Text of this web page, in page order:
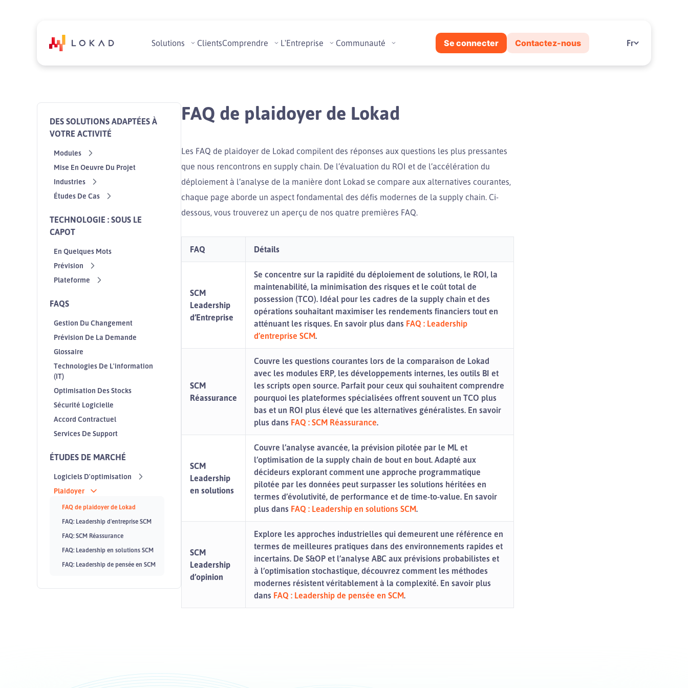
Solutions ClientsComprendre L'Entreprise Communauté Se connecter Contactez-nous Fr
DES SOLUTIONS ADAPTÉES À
VOTRE ACTIVITÉ
Modules
Mise En Oeuvre Du Projet
Industries
Études De Cas
TECHNOLOGIE : SOUS LE
CAPOT
En Quelques Mots
Prévision
Plateforme
FAQS
Gestion Du Changement
Prévision De La Demande
Glossaire
Technologies De L'information
(IT)
Optimisation Des Stocks
Sécurité Logicielle
Accord Contractuel
Services De Support
ÉTUDES DE MARCHÉ
Logiciels D'optimisation
Plaidoyer
FAQ de plaidoyer de Lokad
FAQ: Leadership d'entreprise SCM
FAQ: SCM Réassurance
FAQ: Leadership en solutions SCM
FAQ: Leadership de pensée en SCM
FAQ de plaidoyer de Lokad
Les FAQ de plaidoyer de Lokad compilent des réponses aux questions les plus pressantes
que nous rencontrons en supply chain. De l’évaluation du ROI et de l’accélération du
déploiement à l’analyse de la manière dont Lokad se compare aux alternatives courantes,
chaque page aborde un aspect fondamental des défis modernes de la supply chain. Ci-
dessous, vous trouverez un aperçu de nos quatre premières FAQ.
FAQ Détails
SCM
Leadership
d’Entreprise
Se concentre sur la rapidité du déploiement de solutions, le ROI, la
maintenabilité, la minimisation des risques et le coût total de
possession (TCO). Idéal pour les cadres de la supply chain et des
opérations souhaitant maximiser les rendements financiers tout en
atténuant les risques. En savoir plus dans FAQ : Leadership
d’entreprise SCM.
SCM
Réassurance
Couvre les questions courantes lors de la comparaison de Lokad
avec les modules ERP, les développements internes, les outils BI et
les scripts open source. Parfait pour ceux qui souhaitent comprendre
pourquoi les plateformes spécialisées offrent souvent un TCO plus
bas et un ROI plus élevé que les alternatives généralistes. En savoir
plus dans FAQ : SCM Réassurance.
SCM
Leadership
en solutions
Couvre l’analyse avancée, la prévision pilotée par le ML et
l’optimisation de la supply chain de bout en bout. Adapté aux
décideurs explorant comment une approche programmatique
pilotée par les données peut surpasser les solutions héritées en
termes d’évolutivité, de performance et de time-to-value. En savoir
plus dans FAQ : Leadership en solutions SCM.
SCM
Leadership
d’opinion
Explore les approches industrielles qui demeurent une référence en
termes de meilleures pratiques dans des environnements rapides et
incertains. De S&OP et l’analyse ABC aux prévisions probabilistes et
à l’optimisation stochastique, découvrez comment les méthodes
modernes résistent véritablement à la complexité. En savoir plus
dans FAQ : Leadership de pensée en SCM.